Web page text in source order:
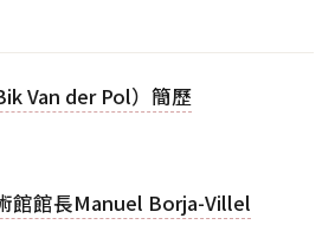
Van der Pol）簡歷
館館長Manuel Borja-Villel